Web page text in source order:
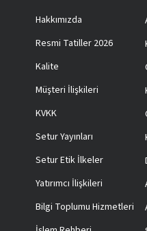
Hakkımızda
Resmi Tatiller 2026
Kalite
Müşteri İlişkileri
KVKK
Setur Yayınları
Setur Etik İlkeler
Yatırımcı İlişkileri
Bilgi Toplumu Hizmetleri